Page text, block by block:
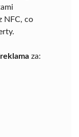
NFC, co
za: